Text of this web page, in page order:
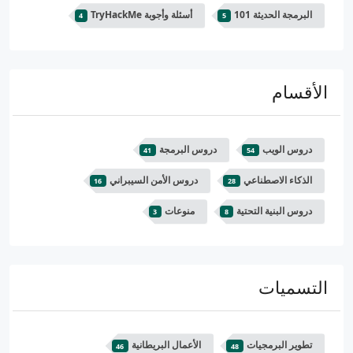
البرمجة الحديثة 101 5 أسئلة وأجوبة TryHackMe 4
الأقسام
دروس الويب 54 دروس البرمجة 41
الذكاء الاصطناعي 28 دروس الأمن السيبراني 16
دروس البنية التحتية 8 منوعات 3
التسميات
تطوير البرمجيات 48 الأعمال البريطانية 46